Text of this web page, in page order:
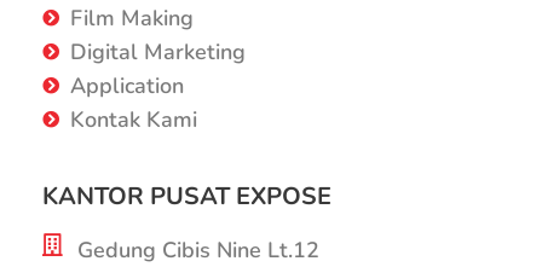
Film Making
Digital Marketing
Application
Kontak Kami
KANTOR PUSAT EXPOSE
Gedung Cibis Nine Lt.12